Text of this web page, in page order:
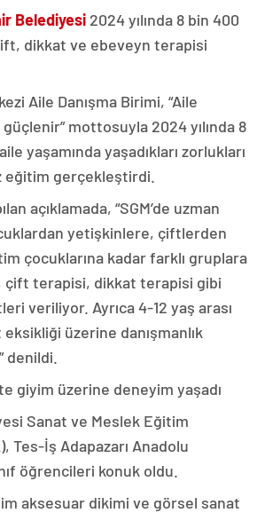
Belediyesi 2024 yılında 8 bin 400
dikkat ve ebeveyn terapisi
Aile Danışma Birimi, “Aile
mottosuyla 2024 yılında 8
yaşamında yaşadıkları zorlukları
gerçekleştirdi.
açıklamada, “SGM’de uzman
yetişkinlere, çiftlerden
çocuklarına kadar farklı gruplara
çift terapisi, dikkat terapisi gibi
veriliyor. Ayrıca 4-12 yaş arası
üzerine danışmanlık
denildi.
giyim üzerine deneyim yaşadı
Sanat ve Meslek Eğitim
Tes-İş Adapazarı Anadolu
öğrencileri konuk oldu.
aksesuar dikimi ve görsel sanat